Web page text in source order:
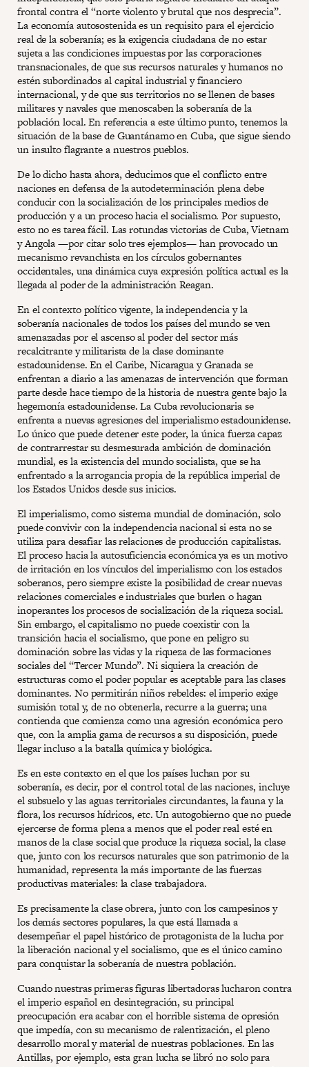
frontal contra el “norte violento y brutal que nos desprecia”.
La economía autosostenida es un requisito para el ejercicio
real de la soberanía; es la exigencia ciudadana de no estar
sujeta a las condiciones impuestas por las corporaciones
transnacionales, de que sus recursos naturales y humanos no
estén subordinados al capital industrial y financiero
internacional, y de que sus territorios no se llenen de bases
militares y navales que menoscaben la soberanía de la
población local. En referencia a este último punto, tenemos la
situación de la base de Guantánamo en Cuba, que sigue siendo
un insulto flagrante a nuestros pueblos.
De lo dicho hasta ahora, deducimos que el conflicto entre
naciones en defensa de la autodeterminación plena debe
conducir con la socialización de los principales medios de
producción y a un proceso hacia el socialismo. Por supuesto,
esto no es tarea fácil. Las rotundas victorias de Cuba, Vietnam
y Angola —por citar solo tres ejemplos— han provocado un
mecanismo revanchista en los círculos gobernantes
occidentales, una dinámica cuya expresión política actual es la
llegada al poder de la administración Reagan.
En el contexto político vigente, la independencia y la
soberanía nacionales de todos los países del mundo se ven
amenazadas por el ascenso al poder del sector más
recalcitrante y militarista de la clase dominante
estadounidense. En el Caribe, Nicaragua y Granada se
enfrentan a diario a las amenazas de intervención que forman
parte desde hace tiempo de la historia de nuestra gente bajo la
hegemonía estadounidense. La Cuba revolucionaria se
enfrenta a nuevas agresiones del imperialismo estadounidense.
Lo único que puede detener este poder, la única fuerza capaz
de contrarrestar su desmesurada ambición de dominación
mundial, es la existencia del mundo socialista, que se ha
enfrentado a la arrogancia propia de la república imperial de
los Estados Unidos desde sus inicios.
El imperialismo, como sistema mundial de dominación, solo
puede convivir con la independencia nacional si esta no se
utiliza para desafiar las relaciones de producción capitalistas.
El proceso hacia la autosuficiencia económica ya es un motivo
de irritación en los vínculos del imperialismo con los estados
soberanos, pero siempre existe la posibilidad de crear nuevas
relaciones comerciales e industriales que burlen o hagan
inoperantes los procesos de socialización de la riqueza social.
Sin embargo, el capitalismo no puede coexistir con la
transición hacia el socialismo, que pone en peligro su
dominación sobre las vidas y la riqueza de las formaciones
sociales del “Tercer Mundo”. Ni siquiera la creación de
estructuras como el poder popular es aceptable para las clases
dominantes. No permitirán niños rebeldes: el imperio exige
sumisión total y, de no obtenerla, recurre a la guerra; una
contienda que comienza como una agresión económica pero
que, con la amplia gama de recursos a su disposición, puede
llegar incluso a la batalla química y biológica.
Es en este contexto en el que los países luchan por su
soberanía, es decir, por el control total de las naciones, incluye
el subsuelo y las aguas territoriales circundantes, la fauna y la
flora, los recursos hídricos, etc. Un autogobierno que no puede
ejercerse de forma plena a menos que el poder real esté en
manos de la clase social que produce la riqueza social, la clase
que, junto con los recursos naturales que son patrimonio de la
humanidad, representa la más importante de las fuerzas
productivas materiales: la clase trabajadora.
Es precisamente la clase obrera, junto con los campesinos y
los demás sectores populares, la que está llamada a
desempeñar el papel histórico de protagonista de la lucha por
la liberación nacional y el socialismo, que es el único camino
para conquistar la soberanía de nuestra población.
Cuando nuestras primeras figuras libertadoras lucharon contra
el imperio español en desintegración, su principal
preocupación era acabar con el horrible sistema de opresión
que impedía, con su mecanismo de ralentización, el pleno
desarrollo moral y material de nuestras poblaciones. En las
Antillas, por ejemplo, esta gran lucha se libró no solo para